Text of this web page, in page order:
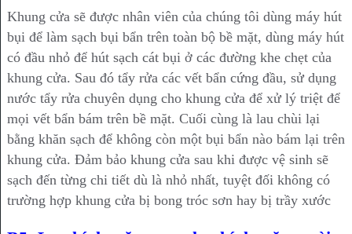
Khung cửa sẽ được nhân viên của chúng tôi dùng máy hút
bụi để làm sạch bụi bẩn trên toàn bộ bề mặt, dùng máy hút
có đầu nhỏ để hút sạch cát bụi ở các đường khe chẹt của
khung cửa. Sau đó tẩy rửa các vết bẩn cứng đầu, sử dụng
nước tẩy rửa chuyên dụng cho khung cửa để xử lý triệt để
mọi vết bẩn bám trên bề mặt. Cuối cùng là lau chùi lại
bằng khăn sạch để không còn một bụi bẩn nào bám lại trên
khung cửa. Đảm bảo khung cửa sau khi được vệ sinh sẽ
sạch đến từng chi tiết dù là nhỏ nhất, tuyệt đối không có
trường hợp khung cửa bị bong tróc sơn hay bị trầy xước